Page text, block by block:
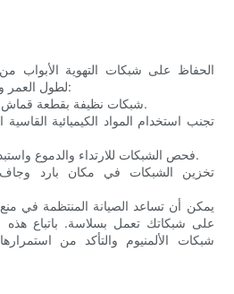
الحفاظ على شبكات التهوية الأبواب من
لطول العمر والأداء. فيما يلي بعض النصائح:
- شبكات نظيفة بقطعة قماش مبللة لإزالة الغبار والحطام.
- فحص الشبكات للارتداء والدموع واستبدال المكونات حسب الحاجة.
يمكن أن تساعد الصيانة المنتظمة في
على شبكاتك تعمل بسلاسة. باتباع هذه
شبكات الألمنيوم والتأكد من